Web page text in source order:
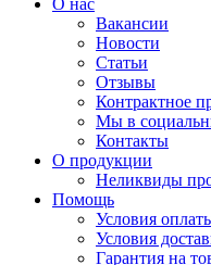
О нас
Вакансии
Новости
Статьи
Отзывы
Контрактное
Мы в
Контакты
О продукции
Неликвиды
Помощь
Условия
Условия
Гарантия на